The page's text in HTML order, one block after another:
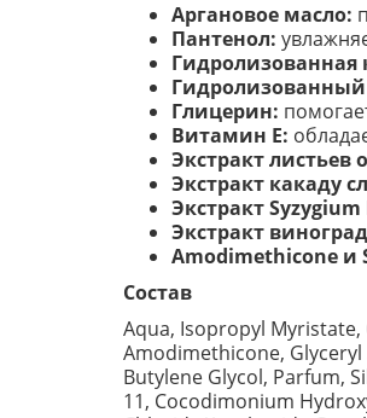
Аргановое масло:
Пантенол:
Гидролизованная
Глицерин:
Витамин E:
Экстракт листьев
Экстракт какаду
Экстракт
Экстракт
Amodimethicone и
Состав
Aqua, Isopropyl
Amodimethicone, Glyceryl
Butylene Glycol, Parfum,
11, Cocodimonium